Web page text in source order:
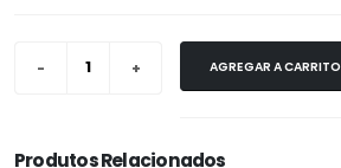
AGREGAR A CARRITO
Produtos Relacionados